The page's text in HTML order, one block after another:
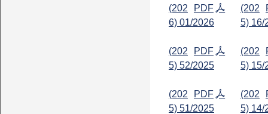
PDF
(202
6) 01/2026
PDF
(202
5) 52/2025
PDF
(202
5) 51/2025
(202
5) 16/
(202
5) 15/
(202
5) 14/